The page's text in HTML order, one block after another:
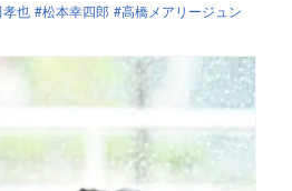
孝也 松本幸四郎
高橋メアリージュン